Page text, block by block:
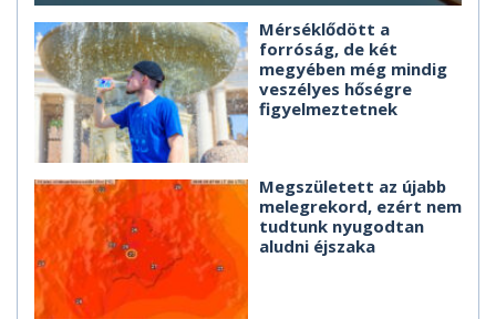
Mérséklődött a
forróság, de két
megyében még mindig
veszélyes hőségre
figyelmeztetnek
Megszületett az újabb
melegrekord, ezért nem
tudtunk nyugodtan
aludni éjszaka